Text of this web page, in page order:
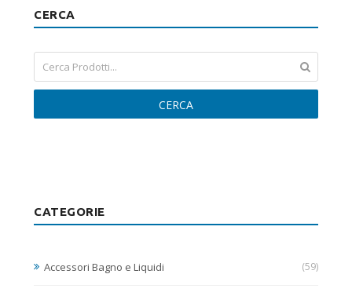
CERCA
CERCA
CATEGORIE
Accessori Bagno e Liquidi (59)